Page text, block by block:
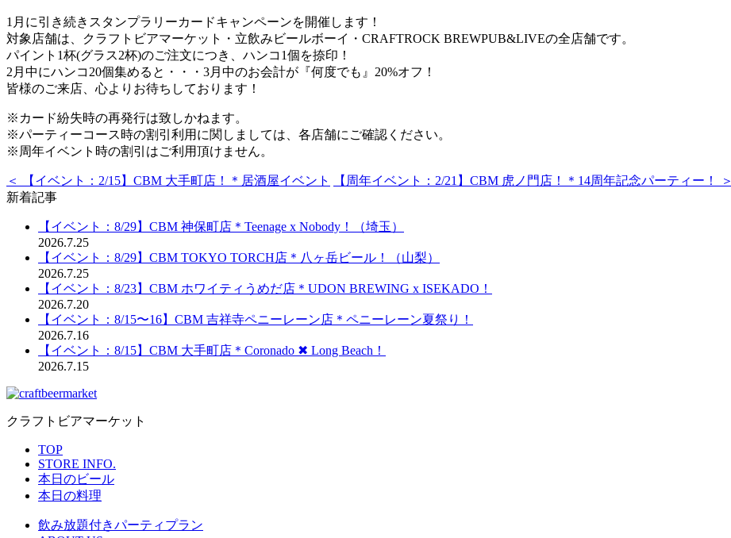
1月に引き続きスタンプラリーカードキャンペーンを開催します！
対象店舗は、クラフトビアマーケット・立飲みビールボーイ・CRAFTROCK BREWPUB&LIVEの全店舗です。
パイント1杯(グラス2杯)のご注文につき、ハンコ1個を捺印！
2月中にハンコ20個集めると・・・3月中のお会計が『何度でも』20%オフ！
皆様のご来店、心よりお待ちしております！
※カード紛失時の再発行は致しかねます。
※パーティーコース時の割引利用に関しましては、各店舗にご確認ください。
※周年イベント時の割引はご利用頂けません。
＜ 【イベント：2/15】CBM 大手町店！＊居酒屋イベント
【周年イベント：2/21】CBM 虎ノ門店！＊14周年記念パーティー！ ＞
新着記事
【イベント：8/29】CBM 神保町店＊Teenage x Nobody！（埼玉）
2026.7.25
【イベント：8/29】CBM TOKYO TORCH店＊八ヶ岳ビール！（山梨）
2026.7.25
【イベント：8/23】CBM ホワイティうめだ店＊UDON BREWING x ISEKADO！
2026.7.20
【イベント：8/15〜16】CBM 吉祥寺ペニーレーン店＊ペニーレーン夏祭り！
2026.7.16
【イベント：8/15】CBM 大手町店＊Coronado ✖︎ Long Beach！
2026.7.15
クラフトビアマーケット
TOP
STORE INFO.
本日のビール
本日の料理
飲み放題付きパーティプラン